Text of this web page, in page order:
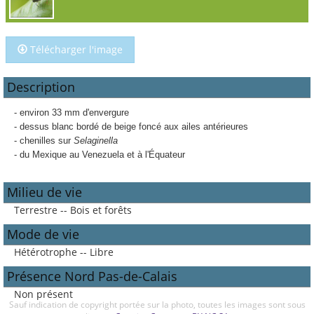
Télécharger l'image
Description
- environ 33 mm d'envergure
- dessus blanc bordé de beige foncé aux ailes antérieures
- chenilles sur Selaginella
- du Mexique au Venezuela et à l'Équateur
Milieu de vie
Terrestre -- Bois et forêts
Mode de vie
Hétérotrophe -- Libre
Présence Nord Pas-de-Calais
Non présent
Sauf indication de copyright portée sur la photo, toutes les images sont sous